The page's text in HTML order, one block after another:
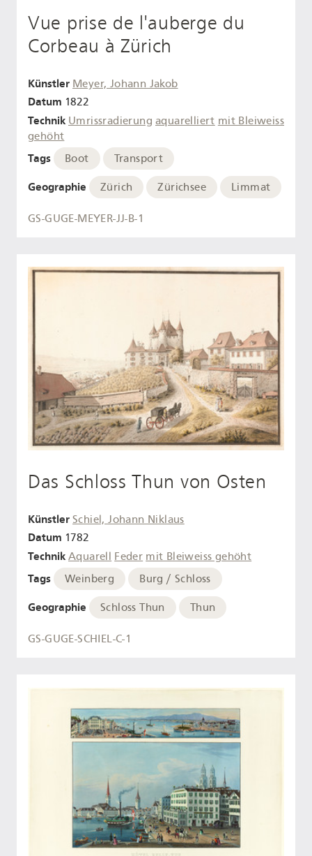
Vue prise de l'auberge du
Corbeau à Zürich
Künstler Meyer, Johann Jakob
Datum 1822
Technik Umrissradierung aquarelliert mit Bleiweiss
gehöht
Tags Boot Transport
Geographie Zürich Zürichsee Limmat
GS-GUGE-MEYER-JJ-B-1
Das Schloss Thun von Osten
Künstler Schiel, Johann Niklaus
Datum 1782
Technik Aquarell Feder mit Bleiweiss gehöht
Tags Weinberg Burg / Schloss
Geographie Schloss Thun Thun
GS-GUGE-SCHIEL-C-1